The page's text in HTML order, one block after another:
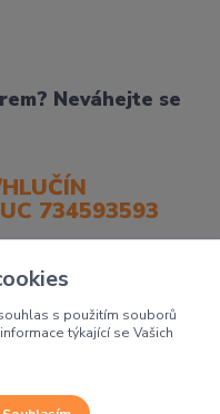
Neváhejte se
734593593
s použitím souborů
týkající se Vašich